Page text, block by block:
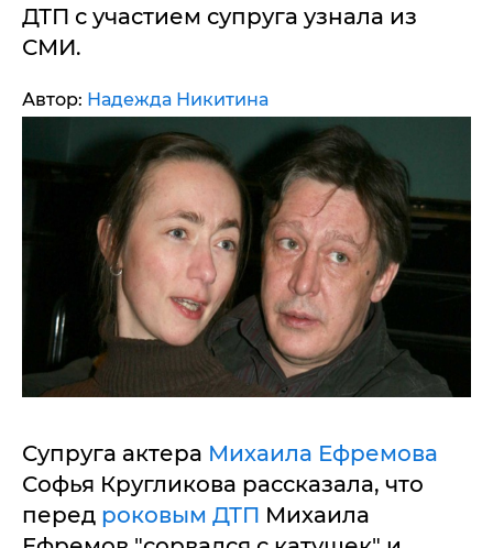
ДТП с участием супруга узнала из
СМИ.
Автор: Надежда Никитина
Супруга актера Михаила Ефремова
Софья Кругликова рассказала, что
перед роковым ДТП Михаила